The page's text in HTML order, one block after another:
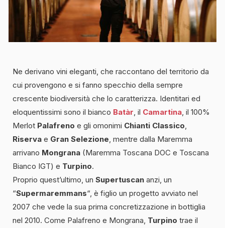
Ne derivano vini eleganti, che raccontano del territorio da
cui provengono e si fanno specchio della sempre
crescente biodiversità che lo caratterizza. Identitari ed
eloquentissimi sono il bianco Batàr, il Camartina, il 100%
Merlot Palafreno e gli omonimi Chianti Classico,
Riserva e Gran Selezione, mentre dalla Maremma
arrivano Mongrana (Maremma Toscana DOC e Toscana
Bianco IGT) e Turpino.
Proprio quest’ultimo, un Supertuscan anzi, un
“Supermaremmans“, è figlio un progetto avviato nel
2007 che vede la sua prima concretizzazione in bottiglia
nel 2010. Come Palafreno e Mongrana, Turpino trae il